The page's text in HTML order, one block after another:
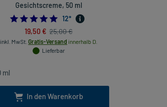
Gesichtscreme, 50 ml
4.833333333333333
12*
19,50 € 25,00 €
inkl. MwSt. Gratis-Versand innerhalb D.
Lieferbar
In den Warenkorb